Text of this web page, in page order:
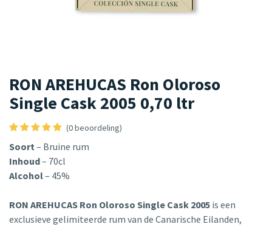
RON AREHUCAS Ron Oloroso
Single Cask 2005 0,70 ltr
(0 beoordeling)
Soort– Bruine rum
Inhoud– 70cl
Alcohol– 45%
RON AREHUCAS Ron Oloroso Single Cask 2005 is een
exclusieve gelimiteerde rum van de Canarische Eilanden,